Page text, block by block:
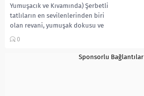
Yumuşacık ve Kıvamında) Şerbetli
tatlıların en sevilenlerinden biri
olan revani, yumuşak dokusu ve
tam çekilmiş...
0
Sponsorlu Bağlantılar